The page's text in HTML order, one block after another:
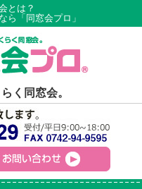
とは？
ら「同窓会プロ」
く同窓会。